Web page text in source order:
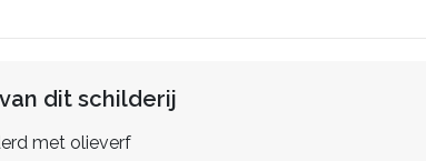
dit schilderij
met olieverf